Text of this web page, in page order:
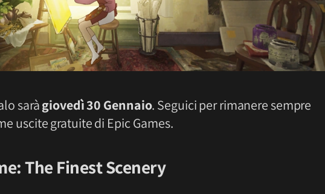
saràgiovedì 30 Gennaio. Seguici per rimanere sempre
uscite gratuite di Epic Games.
The Finest Scenery